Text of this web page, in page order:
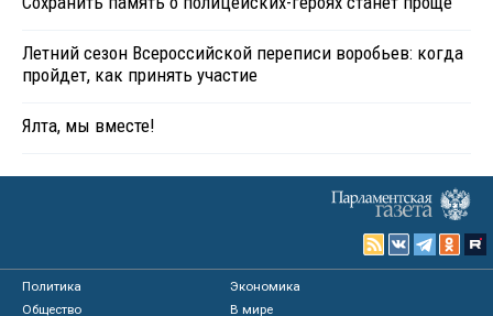
Летний сезон Всероссийской переписи воробьев: когда
пройдет, как принять участие
Ялта, мы вместе!
Политика
Экономика
Общество
В мире